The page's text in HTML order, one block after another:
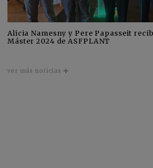
Alicia Namesny y Pere Papasseit
Máster 2024 de ASFPLANT
ver más noticias